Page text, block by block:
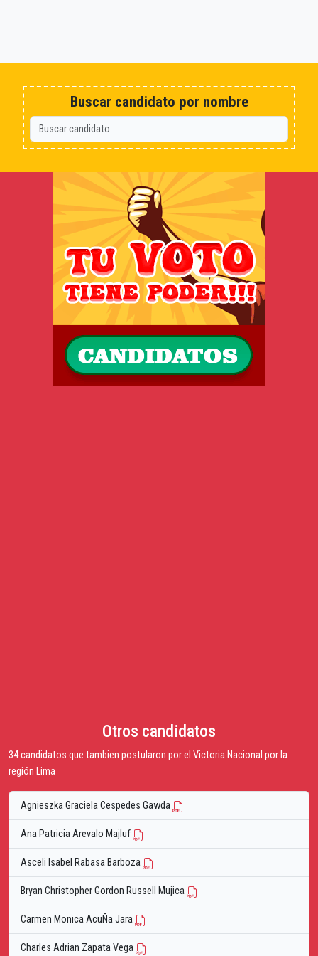
Buscar candidato por nombre
Otros candidatos
34 candidatos que tambien postularon por el Victoria Nacional por la
región Lima
Agnieszka Graciela Cespedes Gawda
Ana Patricia Arevalo Majluf
Asceli Isabel Rabasa Barboza
Bryan Christopher Gordon Russell Mujica
Carmen Monica AcuÑa Jara
Charles Adrian Zapata Vega